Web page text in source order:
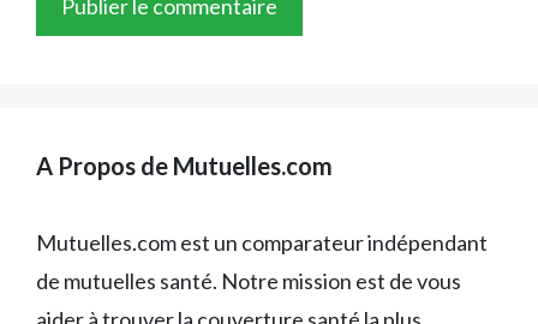
A Propos de Mutuelles.com
Mutuelles.com est un comparateur indépendant
de mutuelles santé. Notre mission est de vous